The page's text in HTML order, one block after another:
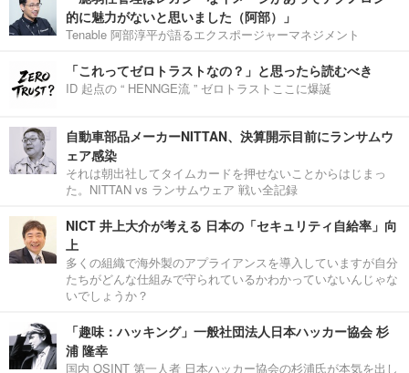
的に魅力がないと思いました（阿部）」
Tenable 阿部淳平が語るエクスポージャーマネジメント
「これってゼロトラストなの？」と思ったら読むべき
ID 起点の “ HENNGE流 ” ゼロトラストここに爆誕
自動車部品メーカーNITTAN、決算開示目前にランサムウ
ェア感染
それは朝出社してタイムカードを押せないことからはじまっ
た。NITTAN vs ランサムウェア 戦い全記録
NICT 井上大介が考える 日本の「セキュリティ自給率」向
上
多くの組織で海外製のアプライアンスを導入していますが自分
たちがどんな仕組みで守られているかわかっていないんじゃな
いでしょうか？
「趣味：ハッキング」一般社団法人日本ハッカー協会 杉
浦 隆幸
国内 OSINT 第一人者 日本ハッカー協会の杉浦氏が本気を出し